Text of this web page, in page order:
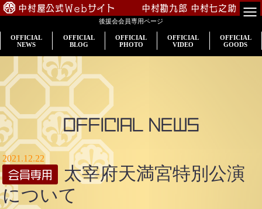
中村屋公式Webサイト 中村勘九郎 中村七之助
会員専用
公演案内
出演情報
入会のご案内
プロフィール
中村屋一門
後援会会員専用ページ
OFFICIAL
NEWS
OFFICIAL
BLOG
OFFICIAL
PHOTO
OFFICIAL
VIDEO
OFFICIAL
GOODS
OFFICIAL NEWS
2021.12.22
太宰府天満宮特別公演
について